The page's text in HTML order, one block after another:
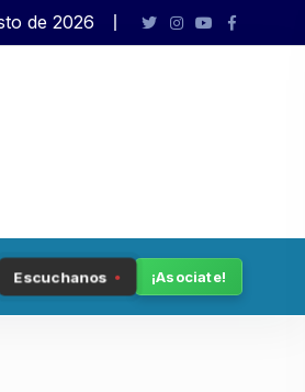
«Querían las tierras, ahora van por los
de 2026
Escuchanos ¡Asociate!